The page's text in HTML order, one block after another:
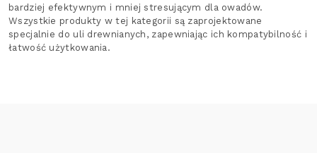
bardziej efektywnym i mniej stresującym dla owadów.
Wszystkie produkty w tej kategorii są zaprojektowane
specjalnie do uli drewnianych, zapewniając ich kompatybilność i
łatwość użytkowania.